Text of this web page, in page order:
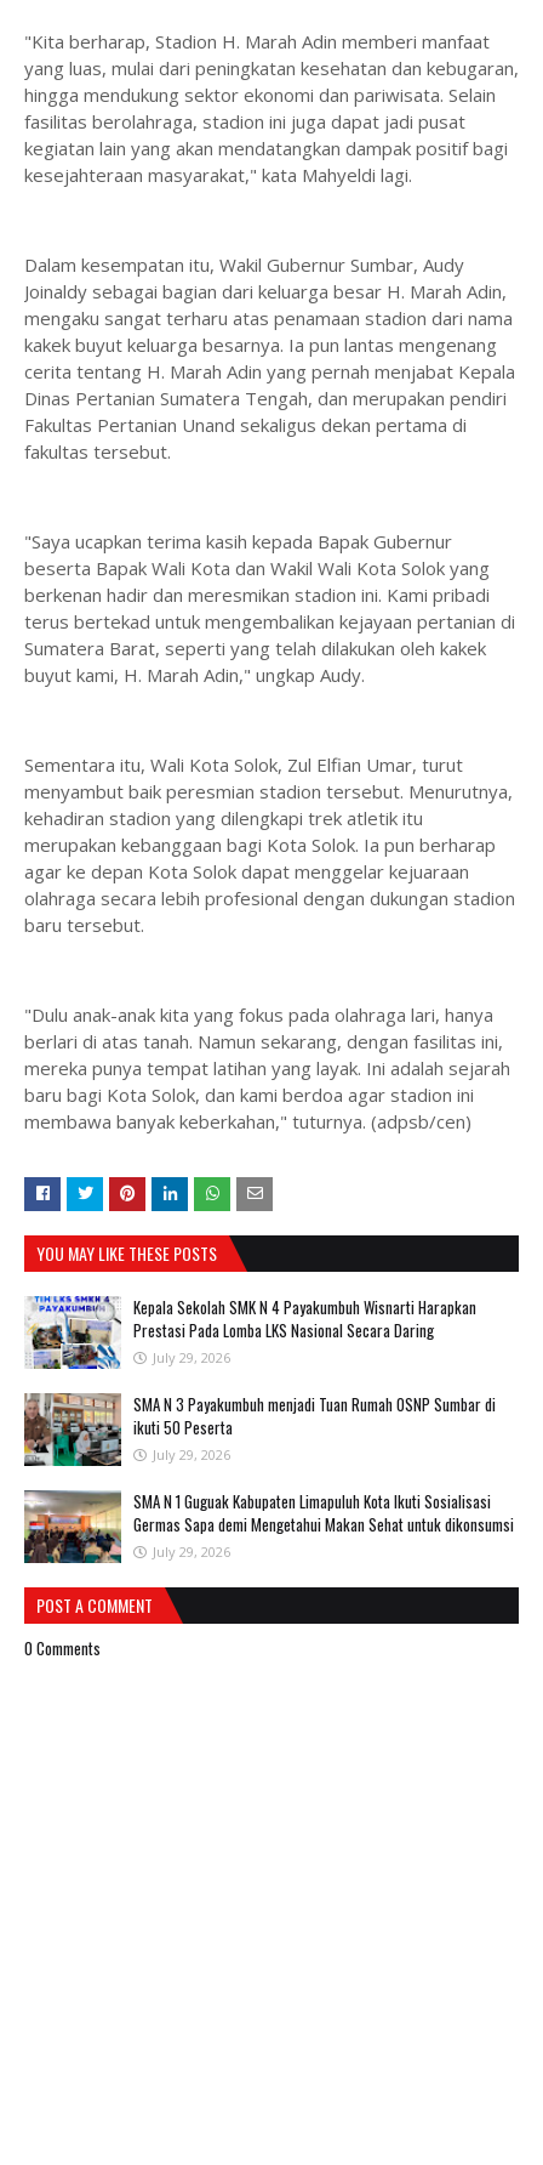
"Kita berharap, Stadion H. Marah Adin memberi manfaat
yang luas, mulai dari peningkatan kesehatan dan kebugaran,
hingga mendukung sektor ekonomi dan pariwisata. Selain
fasilitas berolahraga, stadion ini juga dapat jadi pusat
kegiatan lain yang akan mendatangkan dampak positif bagi
kesejahteraan masyarakat," kata Mahyeldi lagi.
Dalam kesempatan itu, Wakil Gubernur Sumbar, Audy
Joinaldy sebagai bagian dari keluarga besar H. Marah Adin,
mengaku sangat terharu atas penamaan stadion dari nama
kakek buyut keluarga besarnya. Ia pun lantas mengenang
cerita tentang H. Marah Adin yang pernah menjabat Kepala
Dinas Pertanian Sumatera Tengah, dan merupakan pendiri
Fakultas Pertanian Unand sekaligus dekan pertama di
fakultas tersebut.
"Saya ucapkan terima kasih kepada Bapak Gubernur
beserta Bapak Wali Kota dan Wakil Wali Kota Solok yang
berkenan hadir dan meresmikan stadion ini. Kami pribadi
terus bertekad untuk mengembalikan kejayaan pertanian di
Sumatera Barat, seperti yang telah dilakukan oleh kakek
buyut kami, H. Marah Adin," ungkap Audy.
Sementara itu, Wali Kota Solok, Zul Elfian Umar, turut
menyambut baik peresmian stadion tersebut. Menurutnya,
kehadiran stadion yang dilengkapi trek atletik itu
merupakan kebanggaan bagi Kota Solok. Ia pun berharap
agar ke depan Kota Solok dapat menggelar kejuaraan
olahraga secara lebih profesional dengan dukungan stadion
baru tersebut.
"Dulu anak-anak kita yang fokus pada olahraga lari, hanya
berlari di atas tanah. Namun sekarang, dengan fasilitas ini,
mereka punya tempat latihan yang layak. Ini adalah sejarah
baru bagi Kota Solok, dan kami berdoa agar stadion ini
membawa banyak keberkahan," tuturnya. (adpsb/cen)
YOU MAY LIKE THESE POSTS
Kepala Sekolah SMK N 4 Payakumbuh Wisnarti Harapkan
Prestasi Pada Lomba LKS Nasional Secara Daring
July 29, 2026
SMA N 3 Payakumbuh menjadi Tuan Rumah OSNP Sumbar di
ikuti 50 Peserta
July 29, 2026
SMA N 1 Guguak Kabupaten Limapuluh Kota Ikuti Sosialisasi
Germas Sapa demi Mengetahui Makan Sehat untuk dikonsumsi
July 29, 2026
POST A COMMENT
0 Comments